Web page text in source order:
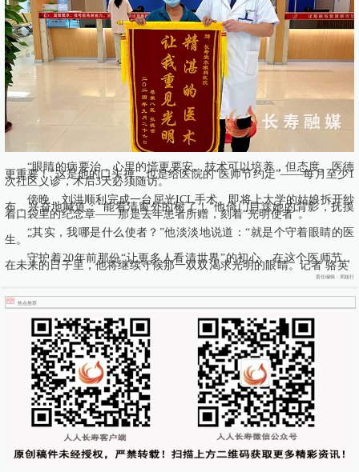
“眼睛的病要治，心里的慌更要安。技术可以培养，但态度、医德
更重要！”这是他的口头禅，也是给医院的“医师节约定”——每月至少1
次社区义诊，术后3天必须随访。
傍晚，刘洪顺利完成一台屈光ICL手术。即将上大学的姑娘拆开纱
布，兴奋地喊道：“能看清窗外的树了！”他倚门目送她的背影，抚摸
着口袋里的纪念章——那是去年患者所赠，刻着“光明使者”。
“其实，我哪是什么使者？”他淡淡地说道：“就是个守着眼睛的医
生。”
守护着20年前那份“让更多人看清世界”的初心，在这个医师节，
在未来的日子里，他将继续守候那一双双渴求光明的眼睛。记者 骆英
责任编辑：周超行
热点推荐